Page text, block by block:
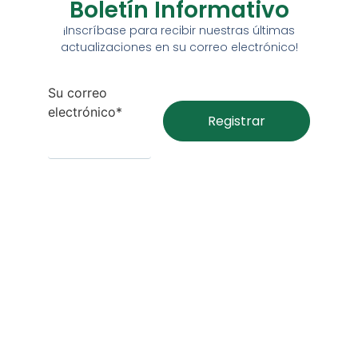
Boletín Informativo
¡Inscríbase para recibir nuestras últimas
actualizaciones en su correo electrónico!
Su correo
electrónico*